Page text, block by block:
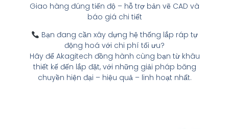
Giao hàng đúng tiến độ – hỗ trợ bản vẽ CAD và
báo giá chi tiết
Bạn đang cần xây dựng hệ thống lắp ráp tự
động hoá với chi phí tối ưu?
Hãy để Akagitech đồng hành cùng bạn từ khâu
thiết kế đến lắp đặt, với những giải pháp băng
chuyền hiện đại – hiệu quả – linh hoạt nhất.